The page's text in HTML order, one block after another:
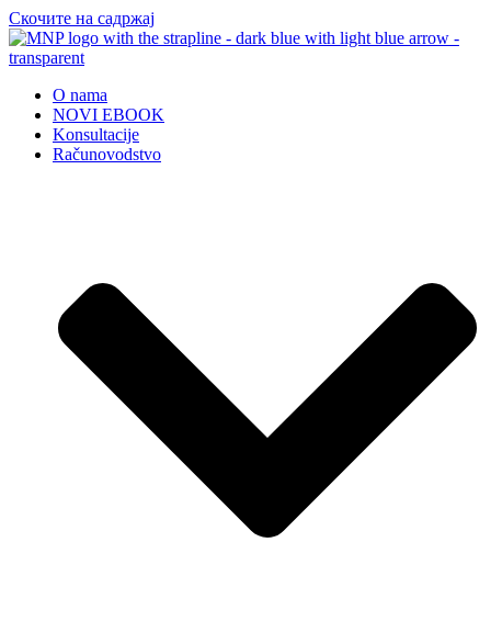
Скочите на садржај
O nama
NOVI EBOOK
Konsultacije
Računovodstvo